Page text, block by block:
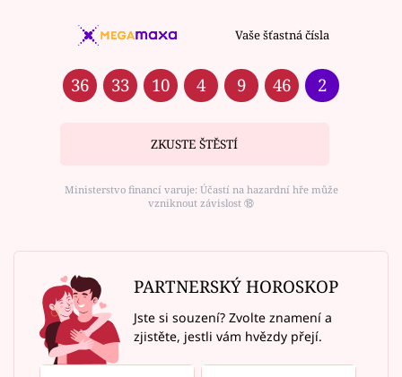
Vaše šťastná čísla
36 33 10 4 9 46 2
ZKUSTE ŠTĚSTÍ
Ministerstvo financí varuje: Účastí na hazardní hře může
vzniknout závislost ⑱
PARTNERSKÝ HOROSKOP
Jste si souzení? Zvolte znamení a
zjistěte, jestli vám hvězdy přejí.